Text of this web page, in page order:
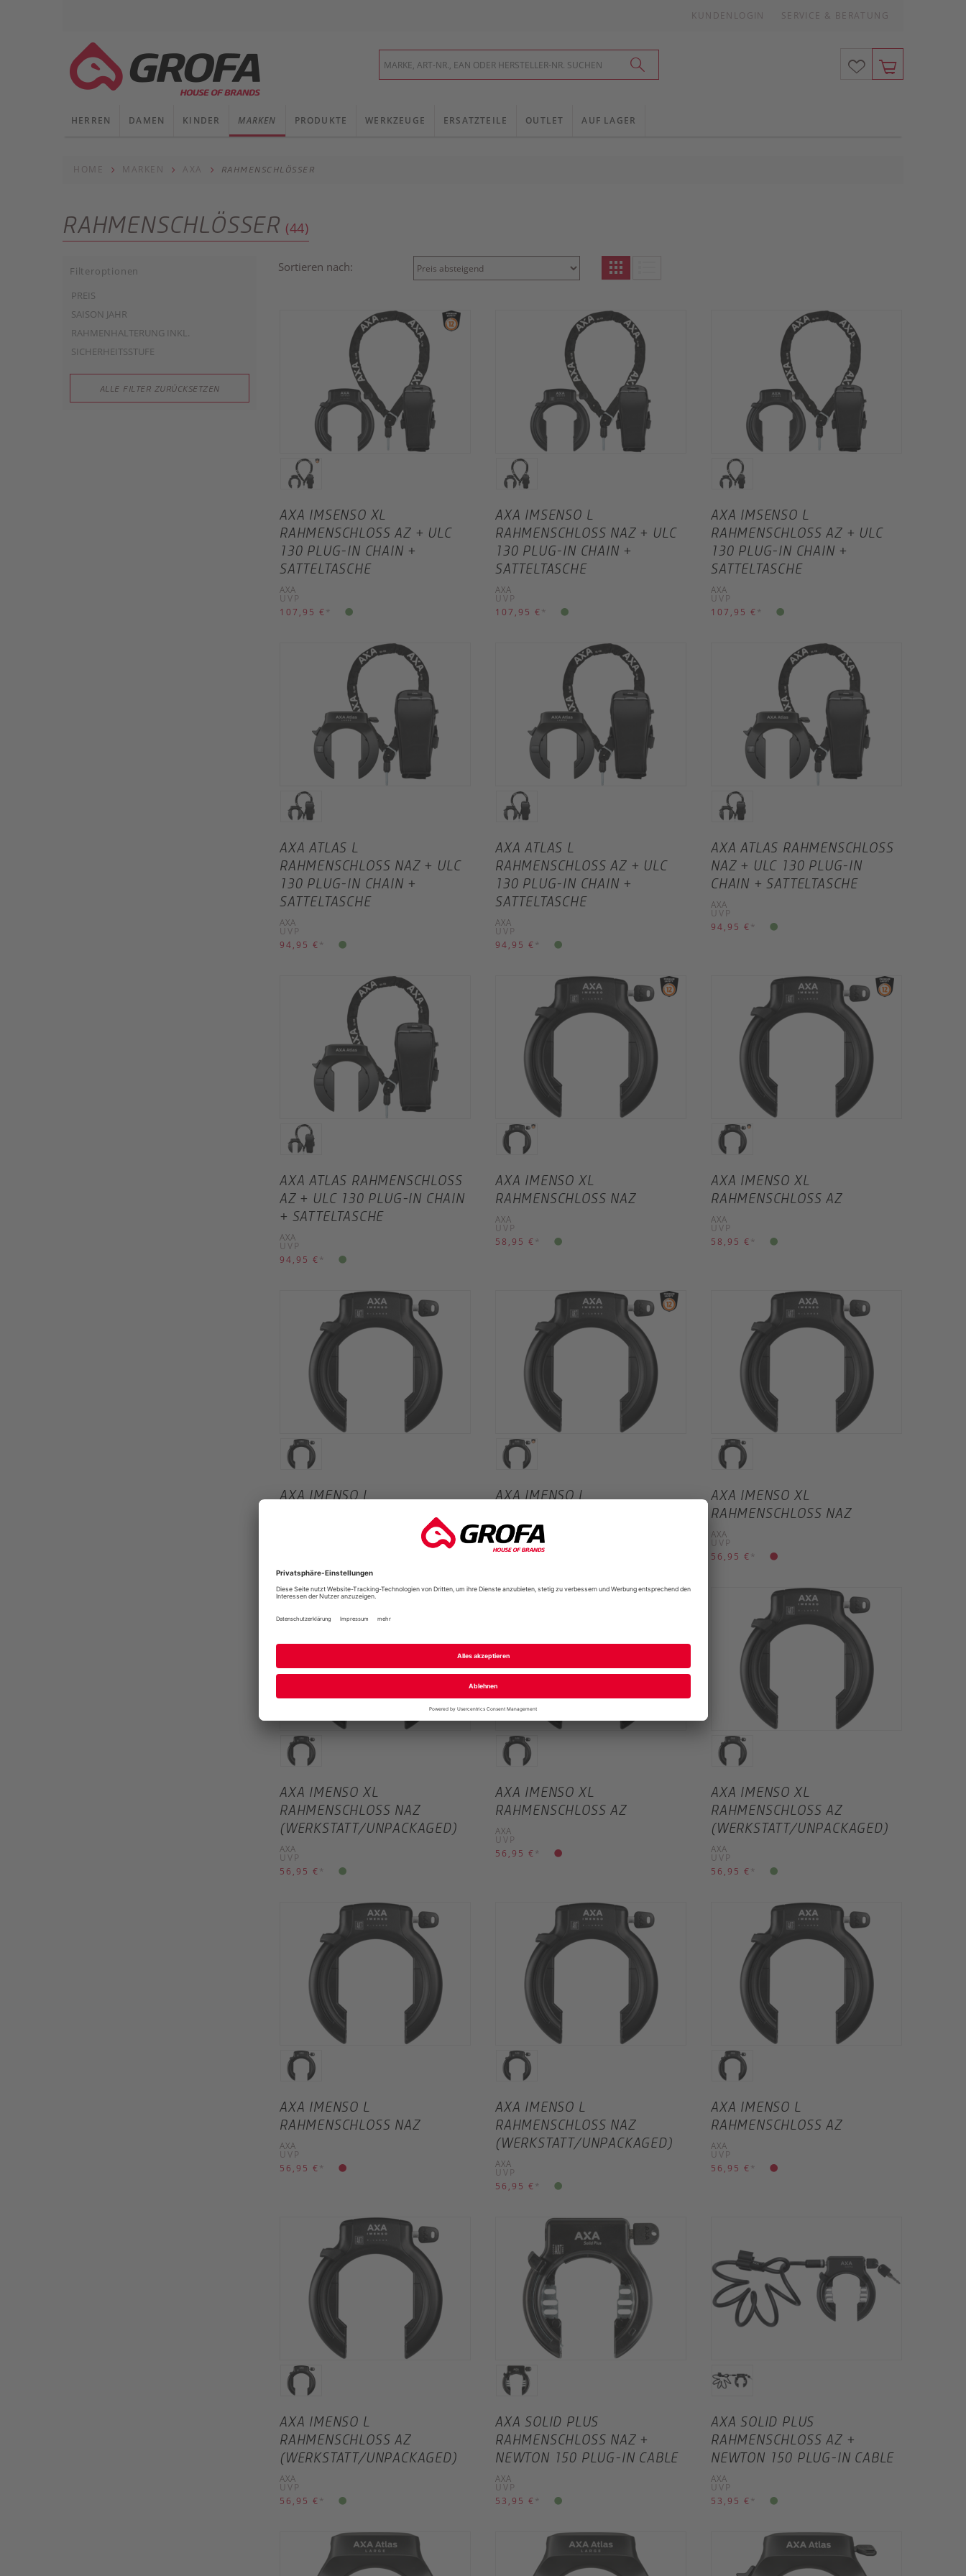
KUNDENLOGIN SERVICE & BERATUNG
HERREN DAMEN KINDER MARKEN PRODUKTE WERKZEUGE ERSATZTEILE OUTLET AUF LAGER
HOME MARKEN AXA RAHMENSCHLÖSSER
RAHMENSCHLÖSSER (44)
Filteroptionen
PREIS
SAISON JAHR
RAHMENHALTERUNG INKL.
SICHERHEITSSTUFE
ALLE FILTER ZURÜCKSETZEN
Sortieren nach:
AXA IMSENSO XL
RAHMENSCHLOSS AZ + ULC
130 PLUG-IN CHAIN +
SATTELTASCHE
AXA
UVP
107,95 € *
AXA IMSENSO L
RAHMENSCHLOSS NAZ + ULC
130 PLUG-IN CHAIN +
SATTELTASCHE
AXA
UVP
107,95 € *
AXA IMSENSO L
RAHMENSCHLOSS AZ + ULC
130 PLUG-IN CHAIN +
SATTELTASCHE
AXA
UVP
107,95 € *
AXA ATLAS L
RAHMENSCHLOSS NAZ + ULC
130 PLUG-IN CHAIN +
SATTELTASCHE
AXA
UVP
94,95 € *
AXA ATLAS L
RAHMENSCHLOSS AZ + ULC
130 PLUG-IN CHAIN +
SATTELTASCHE
AXA
UVP
94,95 € *
AXA ATLAS RAHMENSCHLOSS
NAZ + ULC 130 PLUG-IN
CHAIN + SATTELTASCHE
AXA
UVP
94,95 € *
AXA ATLAS RAHMENSCHLOSS
AZ + ULC 130 PLUG-IN CHAIN
+ SATTELTASCHE
AXA
UVP
94,95 € *
AXA IMENSO XL
RAHMENSCHLOSS NAZ
AXA
UVP
58,95 € *
AXA IMENSO XL
RAHMENSCHLOSS AZ
AXA
UVP
58,95 € *
AXA IMENSO L
AXA IMENSO L
AXA
UVP
AXA IMENSO XL
RAHMENSCHLOSS NAZ
AXA
UVP
56,95 € *
AXA IMENSO XL
RAHMENSCHLOSS NAZ
(WERKSTATT/UNPACKAGED)
AXA
UVP
56,95 € *
AXA IMENSO XL
RAHMENSCHLOSS AZ
AXA
UVP
56,95 € *
AXA IMENSO XL
RAHMENSCHLOSS AZ
(WERKSTATT/UNPACKAGED)
AXA
UVP
56,95 € *
AXA IMENSO L
RAHMENSCHLOSS NAZ
AXA
UVP
56,95 € *
AXA IMENSO L
RAHMENSCHLOSS NAZ
(WERKSTATT/UNPACKAGED)
AXA
UVP
56,95 € *
AXA IMENSO L
RAHMENSCHLOSS AZ
AXA
UVP
56,95 € *
AXA IMENSO L
RAHMENSCHLOSS AZ
(WERKSTATT/UNPACKAGED)
AXA
UVP
56,95 € *
AXA SOLID PLUS
RAHMENSCHLOSS NAZ +
NEWTON 150 PLUG-IN CABLE
AXA
UVP
53,95 € *
AXA SOLID PLUS
RAHMENSCHLOSS AZ +
NEWTON 150 PLUG-IN CABLE
AXA
UVP
53,95 € *